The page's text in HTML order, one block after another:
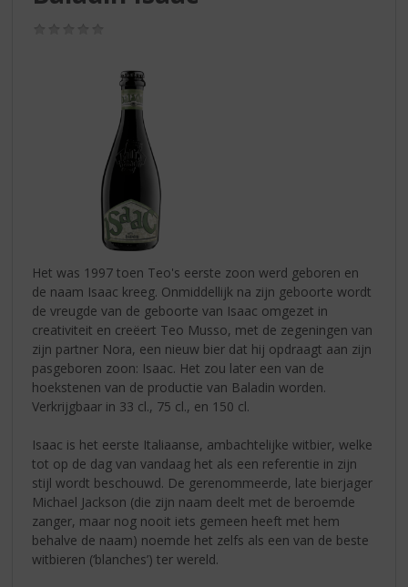
Het was 1997 toen Teo's eerste zoon werd geboren en
de naam Isaac kreeg. Onmiddellijk na zijn geboorte wordt
de vreugde van de geboorte van Isaac omgezet in
creativiteit en creëert Teo Musso, met de zegeningen van
zijn partner Nora, een nieuw bier dat hij opdraagt aan zijn
pasgeboren zoon: Isaac. Het zou later een van de
hoekstenen van de productie van Baladin worden.
Verkrijgbaar in 33 cl., 75 cl., en 150 cl.
Isaac is het eerste Italiaanse, ambachtelijke witbier, welke
tot op de dag van vandaag het als een referentie in zijn
stijl wordt beschouwd. De gerenommeerde, late bierjager
Michael Jackson (die zijn naam deelt met de beroemde
zanger, maar nog nooit iets gemeen heeft met hem
behalve de naam) noemde het zelfs als een van de beste
witbieren (‘blanches’) ter wereld.